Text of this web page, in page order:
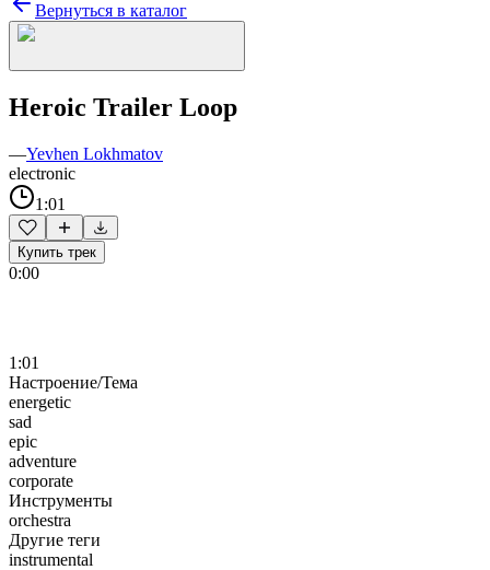
Вернуться в каталог
Heroic Trailer Loop
—Yevhen Lokhmatov
electronic
1:01
Купить трек
0:00
1:01
Настроение/Тема
energetic
sad
epic
adventure
corporate
Инструменты
orchestra
Другие теги
instrumental